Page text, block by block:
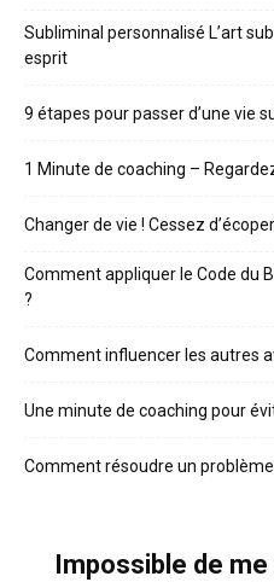
Subliminal personnalisé L’art
esprit
9 étapes pour passer d’une vie
1 Minute de coaching –
Changer de vie ! Cessez
Comment appliquer le Code du
?
Comment influencer les autres
Une minute de coaching pour
Comment résoudre un
Impossible de